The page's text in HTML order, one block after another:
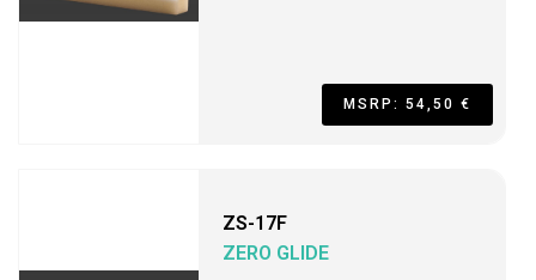
MSRP: 54,50 €
ZS-17F
ZERO GLIDE